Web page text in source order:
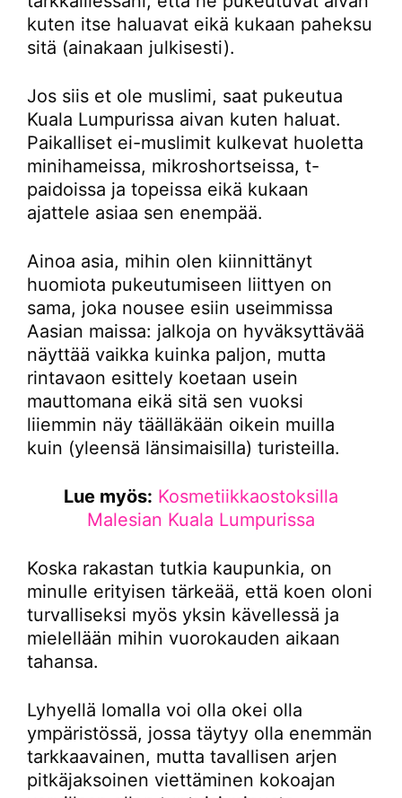
kuten itse haluavat eikä kukaan paheksu
sitä (ainakaan julkisesti).
Jos siis et ole muslimi, saat pukeutua
Kuala Lumpurissa aivan kuten haluat.
Paikalliset ei-muslimit kulkevat huoletta
minihameissa, mikroshortseissa, t-
paidoissa ja topeissa eikä kukaan
ajattele asiaa sen enempää.
Ainoa asia, mihin olen kiinnittänyt
huomiota pukeutumiseen liittyen on
sama, joka nousee esiin useimmissa
Aasian maissa: jalkoja on hyväksyttävää
näyttää vaikka kuinka paljon, mutta
rintavaon esittely koetaan usein
mauttomana eikä sitä sen vuoksi
liiemmin näy täälläkään oikein muilla
kuin (yleensä länsimaisilla) turisteilla.
Lue myös: Kosmetiikkaostoksilla
Malesian Kuala Lumpurissa
Koska rakastan tutkia kaupunkia, on
minulle erityisen tärkeää, että koen oloni
turvalliseksi myös yksin kävellessä ja
mielellään mihin vuorokauden aikaan
tahansa.
Lyhyellä lomalla voi olla okei olla
ympäristössä, jossa täytyy olla enemmän
tarkkaavainen, mutta tavallisen arjen
pitkäjaksoinen viettäminen kokoajan